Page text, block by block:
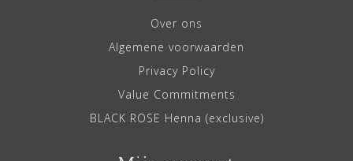
Over ons
Algemene voorwaarden
Privacy Policy
Value Commitments
BLACK ROSE Henna (exclusive)